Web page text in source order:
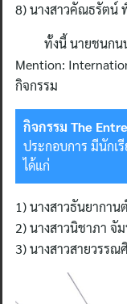
8) นางสาวคัณธรัตน์
ทั้งนี้ นายชนกนนท์
Mention:
กิจกรรม
กิจกรรม The
ประกอบการ มีนักเ
ได้แก่
1) นางสาวธันยากา
2) นางสาวนิชาภา จั
3) นางสาวสายวรร